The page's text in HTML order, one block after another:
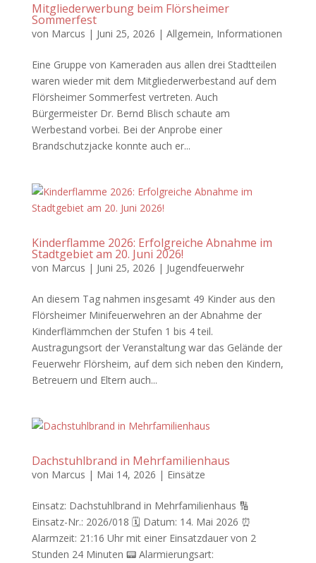
Mitgliederwerbung beim Flörsheimer
Sommerfest
von Marcus | Juni 25, 2026 | Allgemein, Informationen
Eine Gruppe von Kameraden aus allen drei Stadtteilen
waren wieder mit dem Mitgliederwerbestand auf dem
Flörsheimer Sommerfest vertreten. Auch
Bürgermeister Dr. Bernd Blisch schaute am
Werbestand vorbei. Bei der Anprobe einer
Brandschutzjacke konnte auch er...
Kinderflamme 2026: Erfolgreiche Abnahme im
Stadtgebiet am 20. Juni 2026!
von Marcus | Juni 25, 2026 | Jugendfeuerwehr
An diesem Tag nahmen insgesamt 49 Kinder aus den
Flörsheimer Minifeuerwehren an der Abnahme der
Kinderflämmchen der Stufen 1 bis 4 teil.
Austragungsort der Veranstaltung war das Gelände der
Feuerwehr Flörsheim, auf dem sich neben den Kindern,
Betreuern und Eltern auch...
Dachstuhlbrand in Mehrfamilienhaus
von Marcus | Mai 14, 2026 | Einsätze
Einsatz: Dachstuhlbrand in Mehrfamilienhaus 🔢
Einsatz-Nr.: 2026/018 🗓 Datum: 14. Mai 2026 ⏰
Alarmzeit: 21:16 Uhr mit einer Einsatzdauer von 2
Stunden 24 Minuten 📟 Alarmierungsart: